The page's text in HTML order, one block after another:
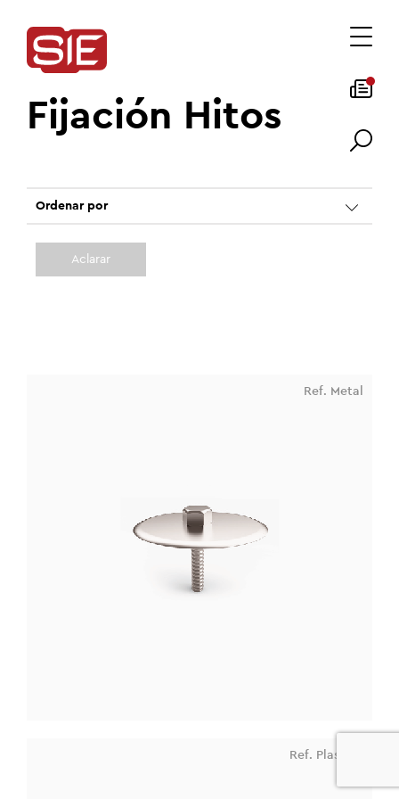
Fijación Hitos
Ordenar por
Aclarar
Ref. Metal
Ref. Plastico